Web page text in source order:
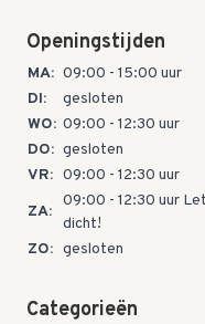
Openingstijden
MA: 09:00 - 15:00 uur
DI:
gesloten
WO: 09:00 - 12:30 uur
DO: gesloten
VR: 09:00 - 12:30 uur
ZA:
09:00 - 12:30 uur
dicht!
ZO: gesloten
Categorieën